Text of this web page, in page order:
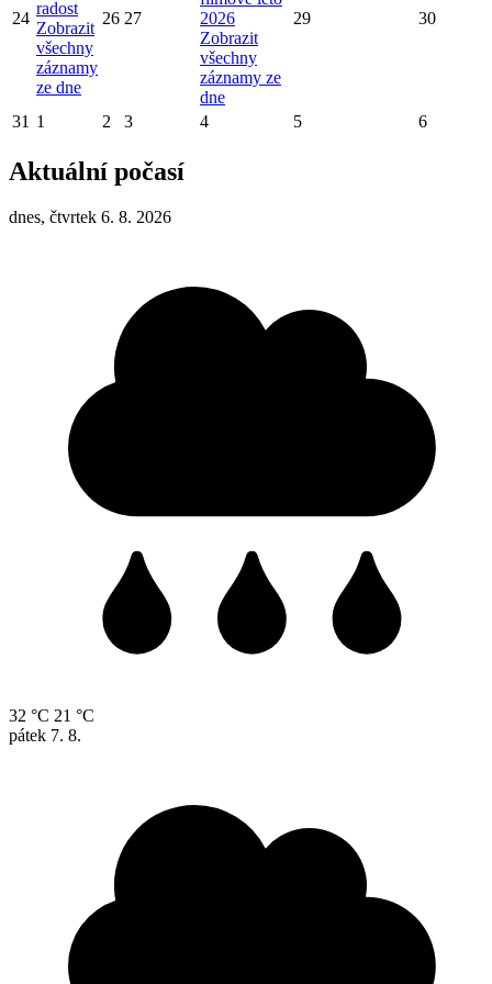
24
radost
Zobrazit
všechny
záznamy
ze dne
26 27
2026
Zobrazit
všechny
záznamy ze
dne
29 30
31 1 2 3 4 5 6
Aktuální počasí
dnes, čtvrtek 6. 8. 2026
32 °C 21 °C
pátek 7. 8.